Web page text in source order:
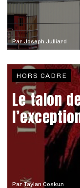
ParJoseph Julliard
ParTaylan Coskun
HORS CADRE
Le talon